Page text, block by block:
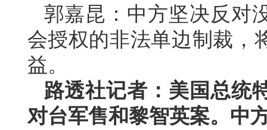
郭嘉昆：中方坚决反对
会授权的非法单边制裁，
益。
路透社记者：美国总统
对台军售和黎智英案。中